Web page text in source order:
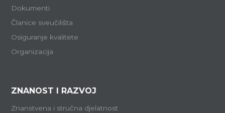
Dokumenti
Članice sveučilišta
Osiguranje kvalitete
Organizacija
ZNANOST I RAZVOJ
Znanstvena i stručna djelatnost